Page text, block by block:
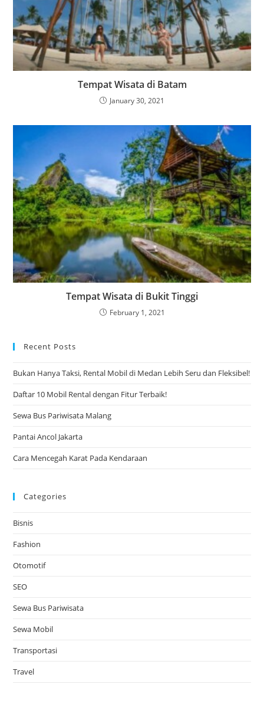
Tempat Wisata di Batam
January 30, 2021
Tempat Wisata di Bukit Tinggi
February 1, 2021
Recent Posts
Bukan Hanya Taksi, Rental Mobil di Medan Lebih Seru dan Fleksibel!
Daftar 10 Mobil Rental dengan Fitur Terbaik!
Sewa Bus Pariwisata Malang
Pantai Ancol Jakarta
Cara Mencegah Karat Pada Kendaraan
Categories
Bisnis
Fashion
Otomotif
SEO
Sewa Bus Pariwisata
Sewa Mobil
Transportasi
Travel